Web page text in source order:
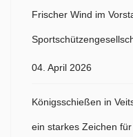
Frischer Wind im
04. April 2026
Königsschießen in
ein starkes Zeichen